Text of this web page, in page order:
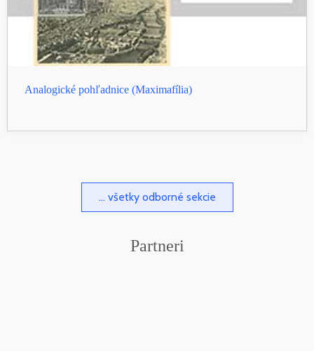
Analogické pohľadnice (Maximafília)
... všetky odborné sekcie
Partneri